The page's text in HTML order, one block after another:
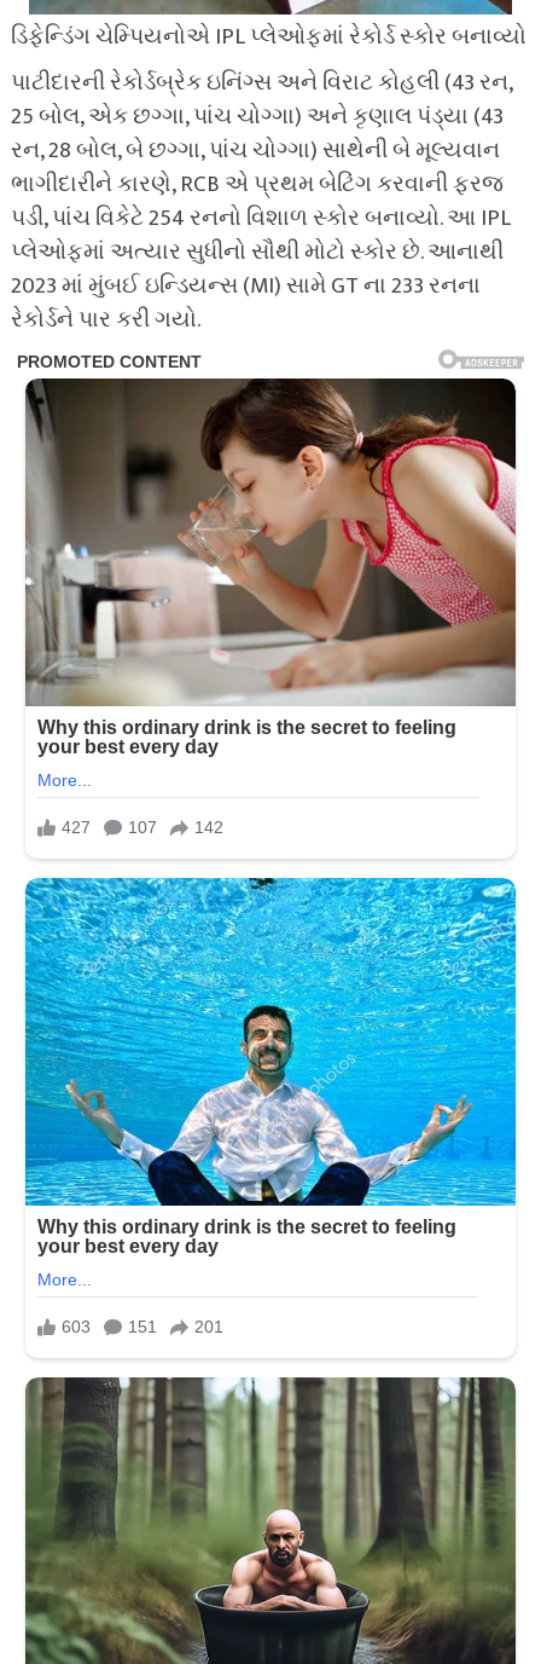
ડિફેન્ડિંગ ચેમ્પિયનોએ IPL પ્લેઓફમાં રેકોર્ડ સ્કોર બનાવ્યો
પાટીદારની રેકોર્ડબ્રેક ઇનિંગ્સ અને વિરાટ કોહલી (43 રન,
25 બોલ, એક છગ્ગા, પાંચ ચોગ્ગા) અને કૃણાલ પંડ્યા (43
રન, 28 બોલ, બે છગ્ગા, પાંચ ચોગ્ગા) સાથેની બે મૂલ્યવાન
ભાગીદારીને કારણે, RCB એ પ્રથમ બેટિંગ કરવાની ફરજ
પડી, પાંચ વિકેટે 254 રનનો વિશાળ સ્કોર બનાવ્યો. આ IPL
પ્લેઓફમાં અત્યાર સુધીનો સૌથી મોટો સ્કોર છે. આનાથી
2023 માં મુંબઈ ઇન્ડિયન્સ (MI) સામે GT ના 233 રનના
રેકોર્ડને પાર કરી ગયો.